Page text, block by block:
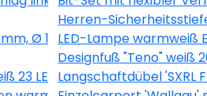
Herren-
Ø 10,7 mm 30 Stück
LED-Lampe warmweiß
Designfuß "Teno" weiß
23 LEDsLangschaftdübel 'SXRL